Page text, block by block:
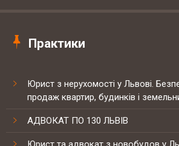
Практики
Юрист з нерухомості у Львові.
продаж квартир, будинків і
АДВОКАТ ПО 130 ЛЬВІВ